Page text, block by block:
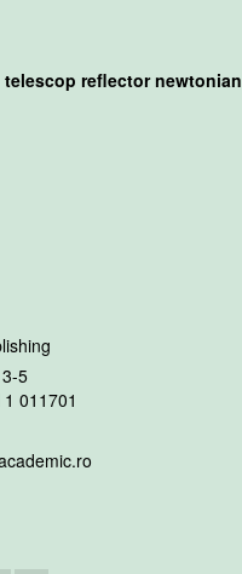
reflector newtonian
5
011701